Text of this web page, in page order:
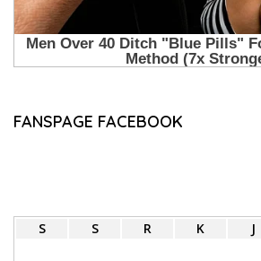
FANSPAGE FACEBOOK
S
S R K J